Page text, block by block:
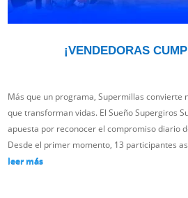
¡VENDEDORAS
Más que un programa, Supermillas convierte
que transforman vidas. El Sueño Supergiros
apuesta por reconocer el compromiso diario
Desde el primer momento, 13 participantes
leer más